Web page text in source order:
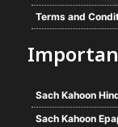
Terms and
Sach Kahoon
Sach Kahoon